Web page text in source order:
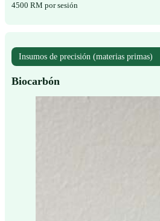
4500 RM por sesión
Insumos de precisión (materias primas)
Biocarbón